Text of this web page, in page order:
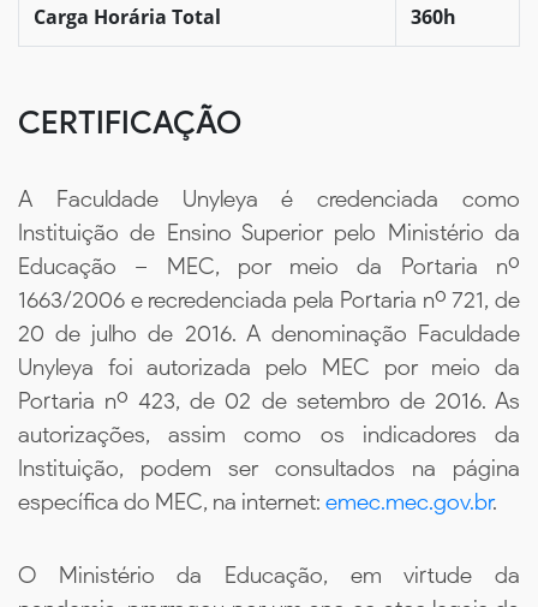
Carga Horária Total 360h
CERTIFICAÇÃO
A Faculdade Unyleya é credenciada como
Instituição de Ensino Superior pelo Ministério da
Educação – MEC, por meio da Portaria nº
1663/2006 e recredenciada pela Portaria nº 721, de
20 de julho de 2016. A denominação Faculdade
Unyleya foi autorizada pelo MEC por meio da
Portaria nº 423, de 02 de setembro de 2016. As
autorizações, assim como os indicadores da
Instituição, podem ser consultados na página
específica do MEC, na internet: emec.mec.gov.br.
O Ministério da Educação, em virtude da